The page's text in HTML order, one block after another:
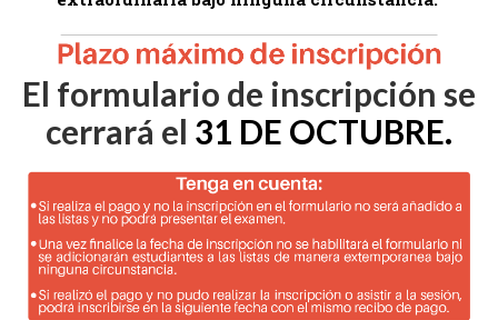
El formulario de inscripción se
cerrará el 31 DE OCTUBRE.